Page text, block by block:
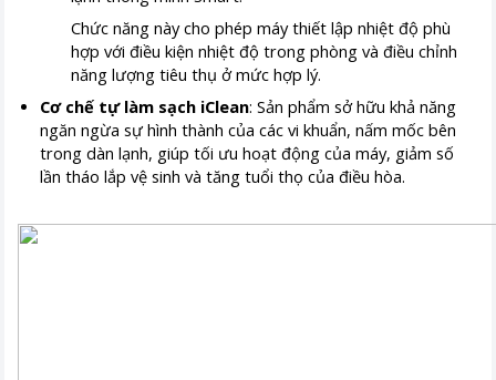
Chức năng này cho phép máy thiết lập nhiệt độ phù
hợp với điều kiện nhiệt độ trong phòng và điều chỉnh
năng lượng tiêu thụ ở mức hợp lý.
Cơ chế tự làm sạch iClean: Sản phẩm sở hữu khả năng
ngăn ngừa sự hình thành của các vi khuẩn, nấm mốc bên
trong dàn lạnh, giúp tối ưu hoạt động của máy, giảm số
lần tháo lắp vệ sinh và tăng tuổi thọ của điều hòa.